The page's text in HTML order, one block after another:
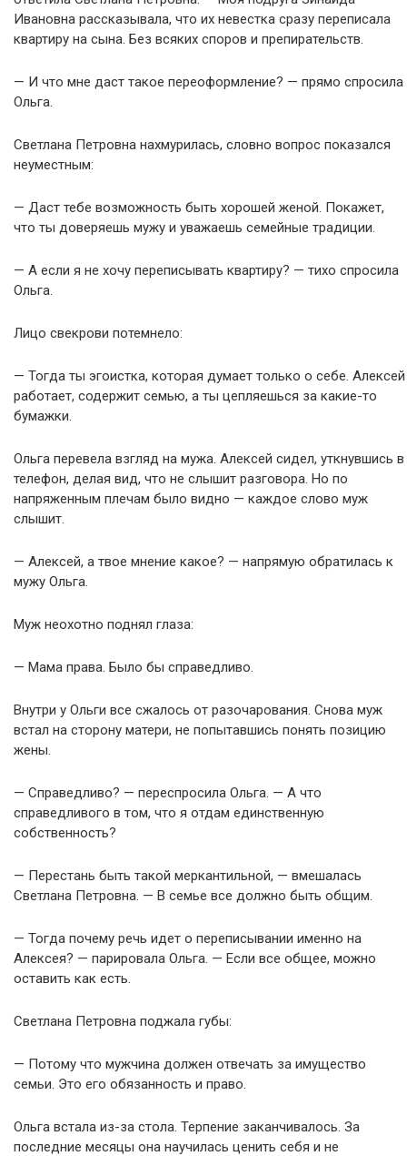
Ивановна рассказывала, что их невестка сразу переписала
квартиру на сына. Без всяких споров и препирательств.
— И что мне даст такое переоформление? — прямо спросила
Ольга.
Светлана Петровна нахмурилась, словно вопрос показался
неуместным:
— Даст тебе возможность быть хорошей женой. Покажет,
что ты доверяешь мужу и уважаешь семейные традиции.
— А если я не хочу переписывать квартиру? — тихо спросила
Ольга.
Лицо свекрови потемнело:
— Тогда ты эгоистка, которая думает только о себе. Алексей
работает, содержит семью, а ты цепляешься за какие-то
бумажки.
Ольга перевела взгляд на мужа. Алексей сидел, уткнувшись в
телефон, делая вид, что не слышит разговора. Но по
напряженным плечам было видно — каждое слово муж
слышит.
— Алексей, а твое мнение какое? — напрямую обратилась к
мужу Ольга.
Муж неохотно поднял глаза:
— Мама права. Было бы справедливо.
Внутри у Ольги все сжалось от разочарования. Снова муж
встал на сторону матери, не попытавшись понять позицию
жены.
— Справедливо? — переспросила Ольга. — А что
справедливого в том, что я отдам единственную
собственность?
— Перестань быть такой меркантильной, — вмешалась
Светлана Петровна. — В семье все должно быть общим.
— Тогда почему речь идет о переписывании именно на
Алексея? — парировала Ольга. — Если все общее, можно
оставить как есть.
Светлана Петровна поджала губы:
— Потому что мужчина должен отвечать за имущество
семьи. Это его обязанность и право.
Ольга встала из-за стола. Терпение заканчивалось. За
последние месяцы она научилась ценить себя и не